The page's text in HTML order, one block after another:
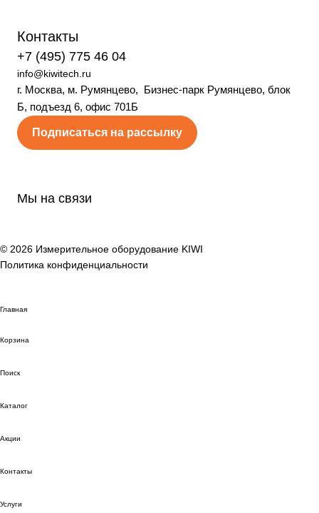
Контакты
+7 (495) 775 46 04
info@kiwitech.ru
г. Москва, м. Румянцево, Бизнес-парк Румянцево, блок
Б, подъезд 6, офис 701Б
Подписаться на рассылку
Мы на связи
© 2026 Измерительное оборудование KIWI
Политика конфиденциальности
Главная
Корзина
Поиск
Каталог
Акции
Контакты
Услуги